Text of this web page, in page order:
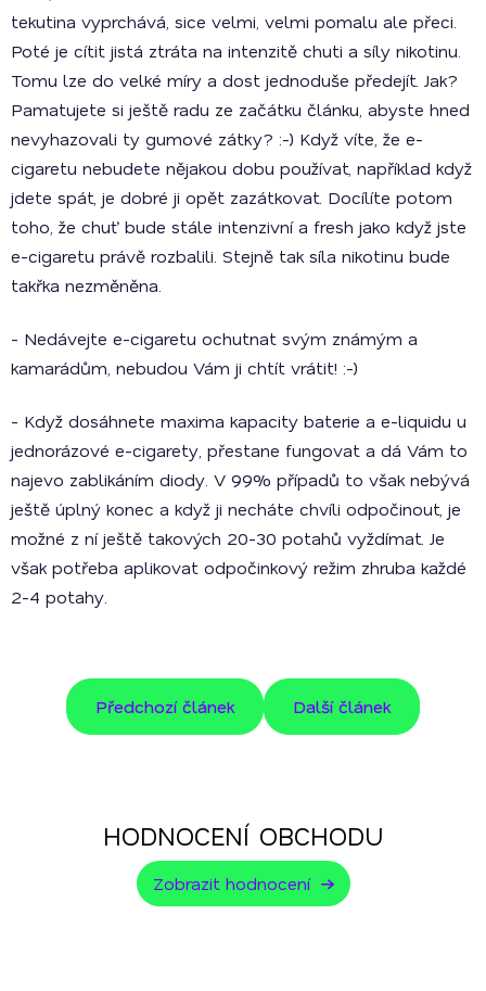
tekutina vyprchává, sice velmi, velmi pomalu ale přeci.
Poté je cítit jistá ztráta na intenzitě chuti a síly nikotinu.
Tomu lze do velké míry a dost jednoduše předejít. Jak?
Pamatujete si ještě radu ze začátku článku, abyste hned
nevyhazovali ty gumové zátky? :-) Když víte, že e-
cigaretu nebudete nějakou dobu používat, například když
jdete spát, je dobré ji opět zazátkovat. Docílíte potom
toho, že chuť bude stále intenzivní a fresh jako když jste
e-cigaretu právě rozbalili. Stejně tak síla nikotinu bude
takřka nezměněna.
- Nedávejte e-cigaretu ochutnat svým známým a
kamarádům, nebudou Vám ji chtít vrátit! :-)
- Když dosáhnete maxima kapacity baterie a e-liquidu u
jednorázové e-cigarety, přestane fungovat a dá Vám to
najevo zablikáním diody. V 99% případů to však nebývá
ještě úplný konec a když ji necháte chvíli odpočinout, je
možné z ní ještě takových 20-30 potahů vyždímat. Je
však potřeba aplikovat odpočinkový režim zhruba každé
2-4 potahy.
Předchozí článek Další článek
HODNOCENÍ OBCHODU
Zobrazit hodnocení